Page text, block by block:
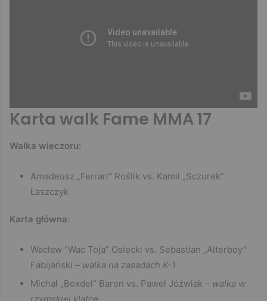
Karta walk Fame MMA 17
Walka wieczoru:
Amadeusz „Ferrari” Roślik vs. Kamil „Sczurek”
Łaszczyk
Karta główna:
Wacław “Wac Toja” Osiecki vs. Sebastian „Alterboy”
Fabijański – walka na zasadach K-1
Michał „Boxdel” Baron vs. Paweł Jóźwiak – walka w